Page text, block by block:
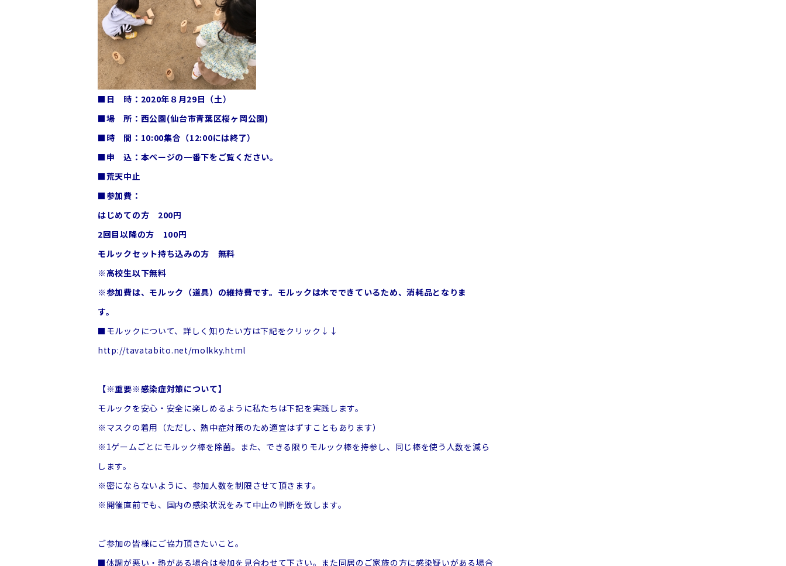
■日 時：2020年８月29日（土）
■場 所：西公園(仙台市青葉区桜ヶ岡公園)
■時 間：10:00集合（12:00には終了）
■申 込：本ページの一番下をご覧ください。
■荒天中止
■参加費：
はじめての方 200円
2回目以降の方 100円
モルックセット持ち込みの方 無料
※高校生以下無料
※参加費は、モルック（道具）の維持費です。モルックは木でできているため、消耗品となりま
す。
■モルックについて、詳しく知りたい方は下記をクリック↓↓
http://tavatabito.net/molkky.html
【※重要※感染症対策について】
モルックを安心・安全に楽しめるように私たちは下記を実践します。
※マスクの着用（ただし、熱中症対策のため適宜はずすこともあります）
※1ゲームごとにモルック棒を除菌。また、できる限りモルック棒を持参し、同じ棒を使う人数を減ら
します。
※密にならないように、参加人数を制限させて頂きます。
※開催直前でも、国内の感染状況をみて中止の判断を致します。
ご参加の皆様にご協力頂きたいこと。
■体調が悪い・熱がある場合は参加を見合わせて下さい。また同居のご家族の方に感染疑いがある場合